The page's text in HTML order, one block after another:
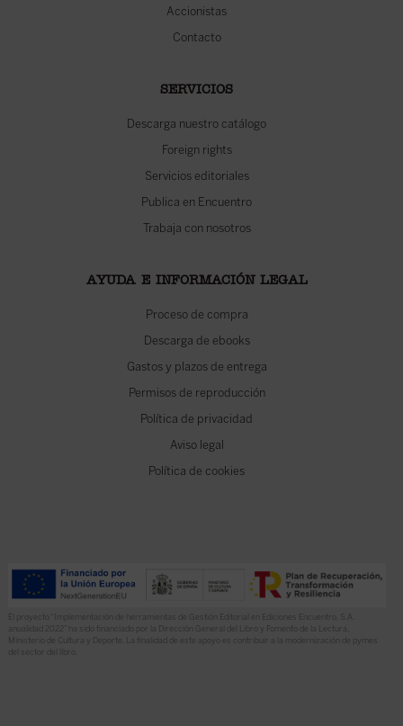
Accionistas
Contacto
SERVICIOS
Descarga nuestro catálogo
Foreign rights
Servicios editoriales
Publica en Encuentro
Trabaja con nosotros
AYUDA E INFORMACIÓN LEGAL
Proceso de compra
Descarga de ebooks
Gastos y plazos de entrega
Permisos de reproducción
Política de privacidad
Aviso legal
Política de cookies
El proyecto “Implementación de herramientas de Gestión Editorial en Ediciones Encuentro, S.A.
anualidad 2022” ha sido financiado por la Dirección General del Libro y Fomento de la Lectura,
Ministerio de Cultura y Deporte. La finalidad de este apoyo es contribuir a la modernización de pymes
del sector del libro.